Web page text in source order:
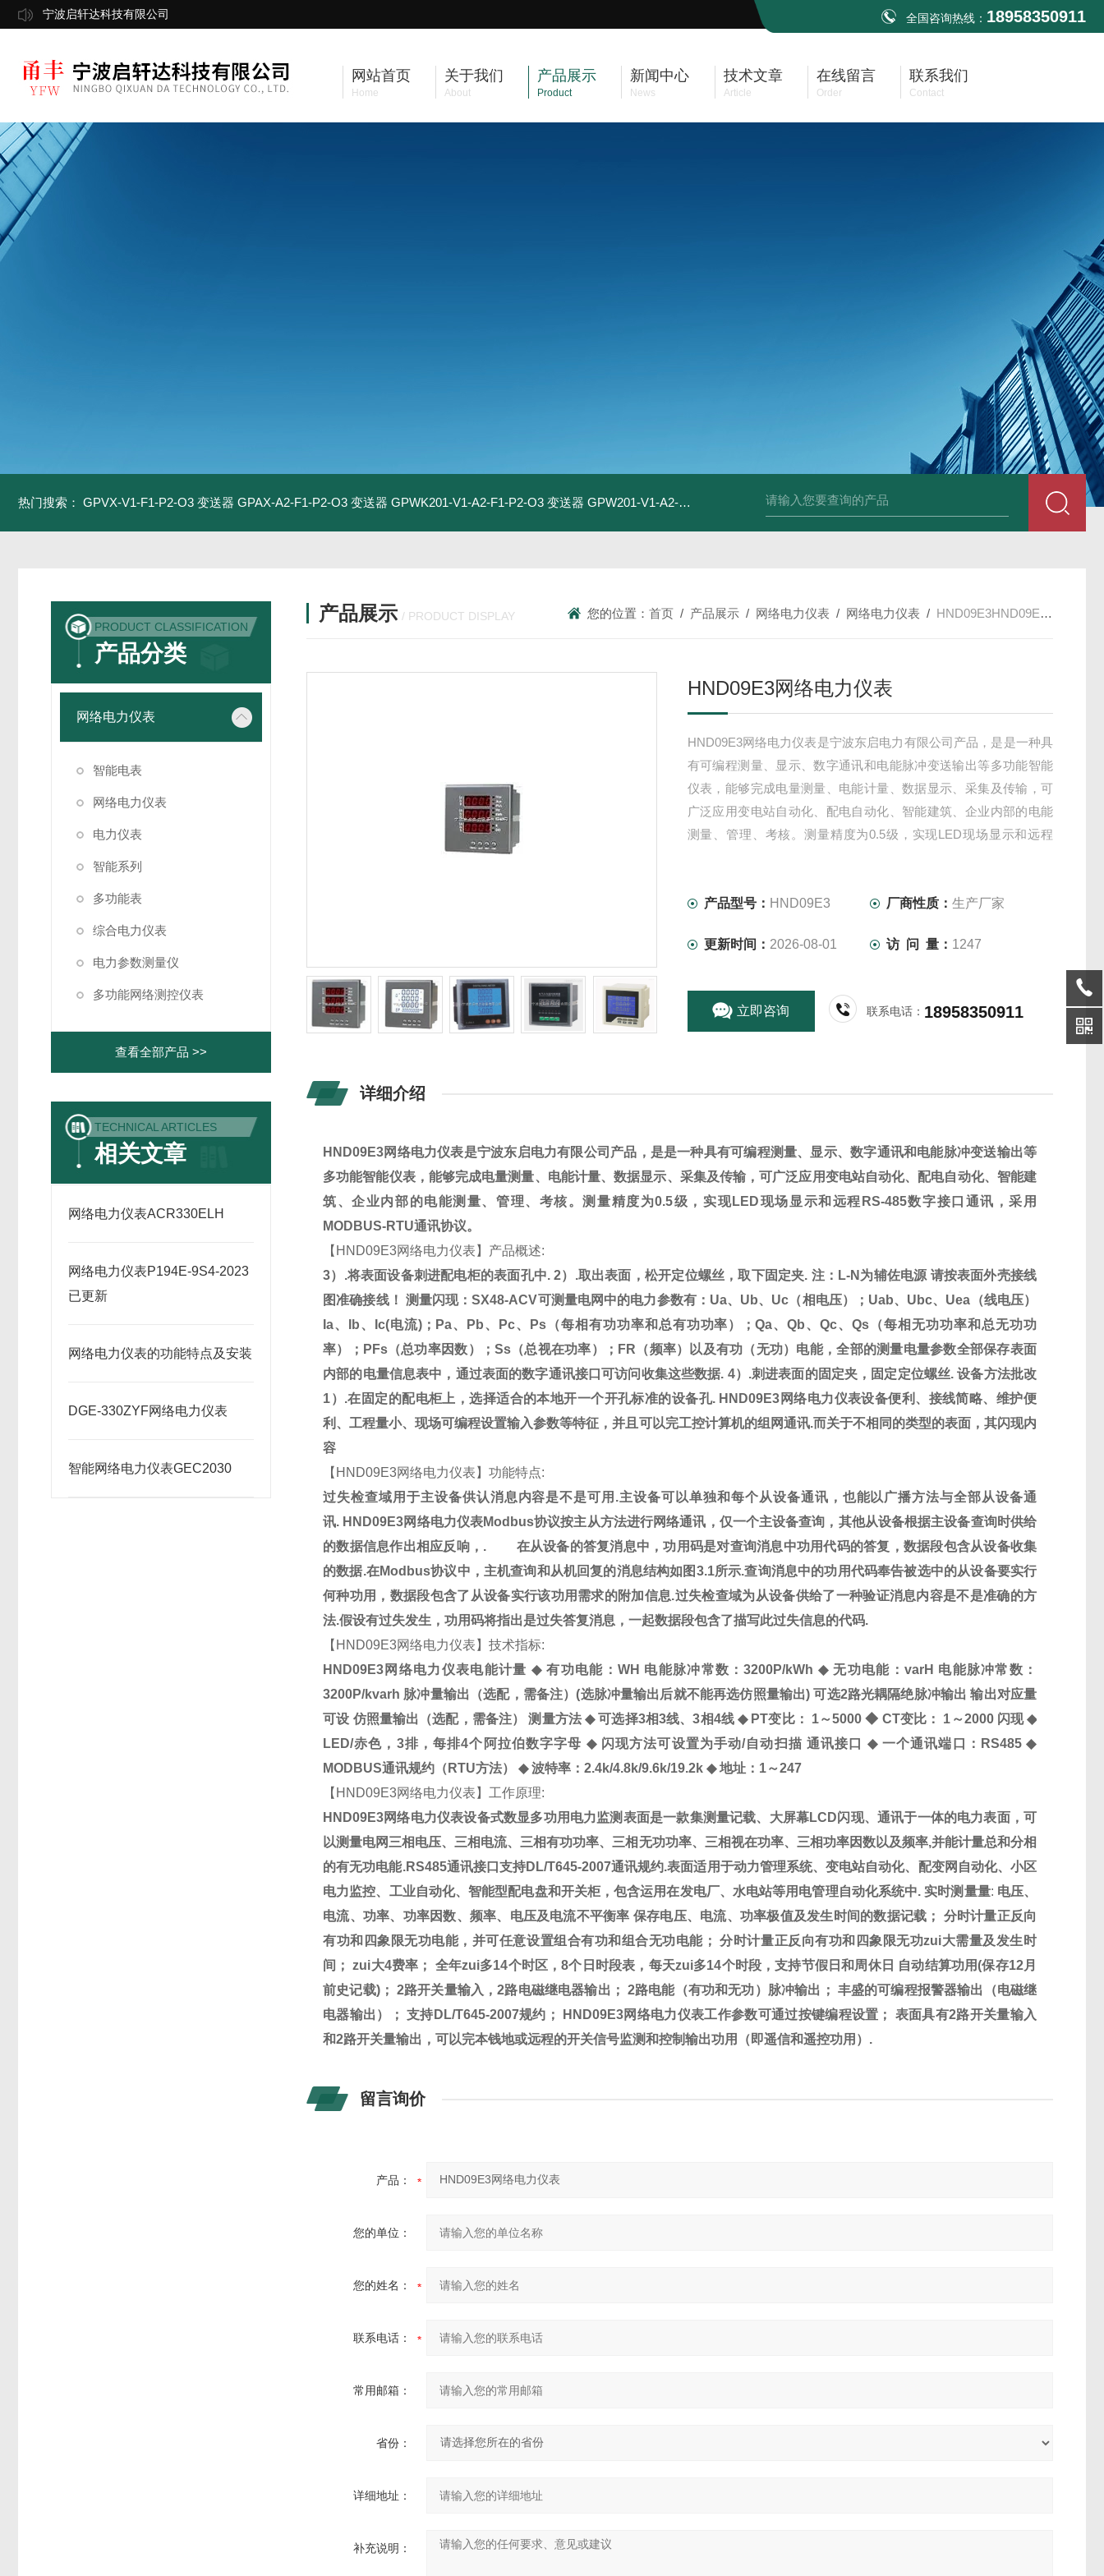
宁波启轩达科技有限公司 全国咨询热线： 18958350911
网站首页
Home
关于我们
About
产品展示
Product
新闻中心
News
技术文章
Article
在线留言
Order
联系我们
Contact
热门搜索： GPVX-V1-F1-P2-O3 变送器 GPAX-A2-F1-P2-O3 变送器 GPWK201-V1-A2-F1-P2-O3 变送器 GPW201-V1-A2-F1-P2-O3 变送器 变送器GPV-V1-F1-P2-O3 变送器GPA-A2-F1-P2-O3 变送器
PRODUCT CLASSIFICATION
产品分类
网络电力仪表
智能电表
网络电力仪表
电力仪表
智能系列
多功能表
综合电力仪表
电力参数测量仪
多功能网络测控仪表
查看全部产品 >>
TECHNICAL ARTICLES
相关文章
网络电力仪表ACR330ELH
网络电力仪表P194E-9S4-2023
已更新
网络电力仪表的功能特点及安装
DGE-330ZYF网络电力仪表
智能网络电力仪表GEC2030
产品展示 / PRODUCT DISPLAY 您的位置：首页 / 产品展示 / 网络电力仪表 / 网络电力仪表 / HND09E3HND09E3网络电力仪表
HND09E3网络电力仪表
HND09E3网络电力仪表是宁波东启电力有限公司产品，是是一种具
有可编程测量、显示、数字通讯和电能脉冲变送输出等多功能智能
仪表，能够完成电量测量、电能计量、数据显示、采集及传输，可
广泛应用变电站自动化、配电自动化、智能建筑、企业内部的电能
测量、管理、考核。测量精度为0.5级，实现LED现场显示和远程
产品型号： HND09E3 厂商性质：生产厂家
更新时间： 2026-08-01 访 问 量： 1247
立即咨询 联系电话： 18958350911
详细介绍
HND09E3网络电力仪表是宁波东启电力有限公司产品，是是一种具有可编程测量、显示、数字通讯和电能脉冲变送输出等
多功能智能仪表，能够完成电量测量、电能计量、数据显示、采集及传输，可广泛应用变电站自动化、配电自动化、智能建
筑、企业内部的电能测量、管理、考核。测量精度为0.5级，实现LED现场显示和远程 RS-485数字接口通讯，采用
MODBUS-RTU通讯协议。
【 HND09E3网络电力仪表 】产品概述:
3） .将表面设备刺进配电柜的表面孔中. 2） .取出表面，松开定位螺丝，取下固定夹. 注： L-N 为辅佐电源 请按表面外壳接线
图准确接线！ 测量闪现：SX48-ACV可测量电网中的电力参数有： Ua、 Ub、 Uc （相电压）； Uab、 Ubc、 Uea （线电压）
Ia、 Ib、 Ic(电流)； Pa、 Pb、 Pc、 Ps（每相有功功率和总有功功率）；Qa、Qb、Qc、Qs （每相无功功率和总无功功
率）； PFs（总功率因数）； Ss（总视在功率）； FR （频率）以及有功（无功）电能，全部的测量电量参数全部保存表面
内部的电量信息表中，通过表面的数字通讯接口可访问收集这些数据. 4） .刺进表面的固定夹，固定定位螺丝.设备方法批改
1） .在固定的配电柜上，选择适合的本地开一个开孔标准的设备孔. HND09E3 网络电力仪表设备便利、接线简略、维护便
利、工程量小、现场可编程设置输入参数等特征，并且可以完工控计算机的组网通讯.而关于不相同的类型的表面，其闪现内
容
【 HND09E3网络电力仪表】功能特点:
过失检查域用于主设备供认消息内容是不是可用 .主设备可以单独和每个从设备通讯，也能以广播方法与全部从设备通
讯. HND09E3网络电力仪表Modbus协议按主从方法进行网络通讯，仅一个主设备查询，其他从设备根据主设备查询时供给
的数据信息作出相应反响， .
在从设备的答复消息中，功用码是对查询消息中功用代码的答复，数据段包含从设备收集
的数据.在Modbus协议中，主机查询和从机回复的消息结构如图 3.1所示.查询消息中的功用代码奉告被选中的从设备要实行
何种功用，数据段包含了从设备实行该功用需求的附加信息.过失检查域为从设备供给了一种验证消息内容是不是准确的方
法.假设有过失发生，功用码将指出是过失答复消息，一起数据段包含了描写此过失信息的代码.
【 HND09E3网络电力仪表 】技术指标:
HND09E3 网络电力仪表电能计量 ◆ 有功电能： WH 电能脉冲常数：3200P/kWh ◆ 无功电能： varH 电能脉冲常数：
3200P/kvarh 脉冲量输出（选配，需备注）(选脉冲量输出后就不能再选仿照量输出)可选2路光耦隔绝脉冲输出 输出对应量
可设 仿照量输出（选配，需备注） 测量方法 ◆ 可选择3相3线、3相4线 ◆PT变比： 1～5000◆ CT变比： 1 ～2000 闪现 ◆
LED/赤色， 3排，每排4个阿拉伯数字字母 ◆ 闪现方法可设置为手动/自动扫描 通讯接口 ◆ 一个通讯端口： RS485◆
MODBUS通讯规约（ RTU方法） ◆ 波特率：2.4k/4.8k/9.6k/19.2k◆ 地址： 1～247
【 HND09E3网络电力仪表 】工作原理:
HND09E3网络电力仪表设备式数显多功用电力监测表面是一款集测量记载、大屏幕LCD闪现、通讯于一体的电力表面，可
以测量电网三相电压、三相电流、三相有功功率、三相无功功率、三相视在功率、三相功率因数以及频率,并能计量总和分相
的有无功电能.RS485通讯接口支持DL/T645-2007通讯规约.表面适用于动力管理系统、变电站自动化、配变网自动化、小区
电力监控、工业自动化、智能型配电盘和开关柜，包含运用在发电厂、水电站等用电管理自动化系统中. 实时测量量: 电压、
电流、功率、功率因数、频率、电压及电流不平衡率 保存电压、电流、功率极值及发生时间的数据记载；
分时计量正反向
有功和四象限无功电能，并可任意设置组合有功和组合无功电能；
分时计量正反向有功和四象限无功zui大需量及发生时
间；
zui大4费率； 全年zui多14个时区，8个日时段表，每天zui多14个时段，支持节假日和周休日 自动结算功用(保存12月
前史记载)； 2路开关量输入，2路电磁继电器输出； 2路电能（有功和无功）脉冲输出； 丰盛的可编程报警器输出（电磁继
电器输出）； 支持 DL/T645-2007规约； HND09E3网络电力仪表工作参数可通过按键编程设置； 表面具有2路开关量输入
和2路开关量输出，可以完本钱地或远程的开关信号监测和控制输出功用（即遥信和遥控功用） .
留言询价
产品：
您的单位：
您的姓名：
联系电话：
常用邮箱：
省份：
详细地址：
补充说明：